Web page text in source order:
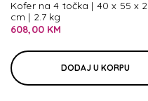
Kofer na 4 točka | 40 x 55 x
cm | 2.7 kg
608,00 KM
DODAJ U KORPU